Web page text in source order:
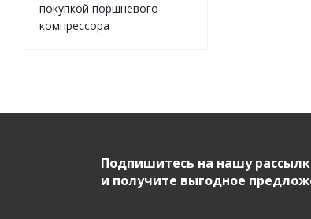
покупкой поршневого
компрессора
Подпишитесь на нашу
и получите выгодное